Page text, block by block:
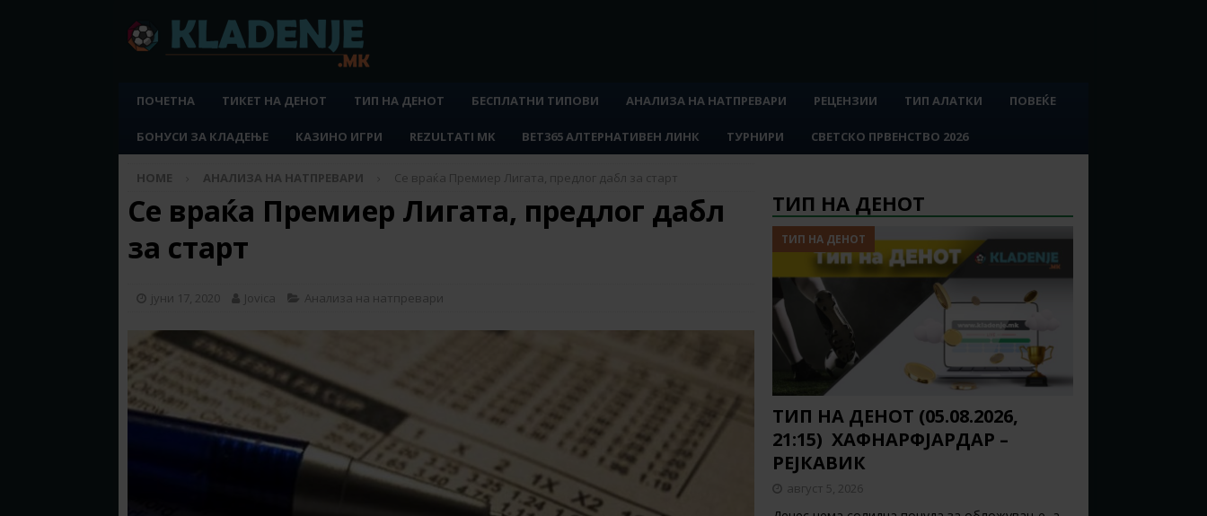
ПОЧЕТНА ТИКЕТ НА ДЕНОТ ТИП НА ДЕНОТ БЕСПЛАТНИ ТИПОВИ АНАЛИЗА НА НАТПРЕВАРИ РЕЦЕНЗИИ ТИП АЛАТКИ ПОВЕЌЕ
БОНУСИ ЗА КЛАДЕЊЕ КАЗИНО ИГРИ REZULTATI MK BET365 АЛТЕРНАТИВЕН ЛИНК ТУРНИРИ СВЕТСКО ПРВЕНСТВО 2026
HOME АНАЛИЗА НА НАТПРЕВАРИ Се враќа Премиер Лигата, предлог дабл за старт
Се враќа Премиер Лигата, предлог дабл
за старт
јуни 17, 2020 Jovica Анализа на натпревари
ТИП НА ДЕНОТ
ТИП НА ДЕНОТ
ТИП НА ДЕНОТ (05.08.2026,
21:15) ХАФНАРФЈАРДАР –
РЕЈКАВИК
август 5, 2026